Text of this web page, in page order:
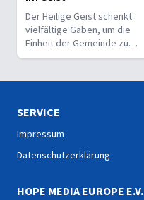
Der Heilige Geist schenkt
vielfältige Gaben, um die
Einheit der Gemeinde zu
stärken und sie zu
Menschen zu bekennen.
SERVICE
Impressum
Datenschutzerklärung
HOPE MEDIA EUROPE E.V.